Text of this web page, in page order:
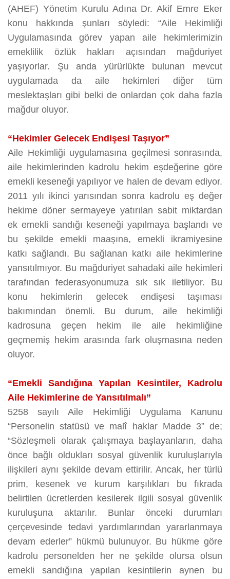
(AHEF) Yönetim Kurulu Adına Dr. Akif Emre Eker
konu hakkında şunları söyledi: “Aile Hekimliği
Uygulamasında görev yapan aile hekimlerimizin
emeklilik özlük hakları açısından mağduriyet
yaşıyorlar. Şu anda yürürlükte bulunan mevcut
uygulamada da aile hekimleri diğer tüm
meslektaşları gibi belki de onlardan çok daha fazla
mağdur oluyor.
“Hekimler Gelecek Endişesi Taşıyor”
Aile Hekimliği uygulamasına geçilmesi sonrasında,
aile hekimlerinden kadrolu hekim eşdeğerine göre
emekli keseneği yapılıyor ve halen de devam ediyor.
2011 yılı ikinci yarısından sonra kadrolu eş değer
hekime döner sermayeye yatırılan sabit miktardan
ek emekli sandığı keseneği yapılmaya başlandı ve
bu şekilde emekli maaşına, emekli ikramiyesine
katkı sağlandı. Bu sağlanan katkı aile hekimlerine
yansıtılmıyor. Bu mağduriyet sahadaki aile hekimleri
tarafından federasyonumuza sık sık iletiliyor. Bu
konu hekimlerin gelecek endişesi taşıması
bakımından önemli. Bu durum, aile hekimliği
kadrosuna geçen hekim ile aile hekimliğine
geçmemiş hekim arasında fark oluşmasına neden
oluyor.
“Emekli Sandığına Yapılan Kesintiler, Kadrolu
Aile Hekimlerine de Yansıtılmalı”
5258 sayılı Aile Hekimliği Uygulama Kanunu
“Personelin statüsü ve malî haklar Madde 3” de;
“Sözleşmeli olarak çalışmaya başlayanların, daha
önce bağlı oldukları sosyal güvenlik kuruluşlarıyla
ilişkileri aynı şekilde devam ettirilir. Ancak, her türlü
prim, kesenek ve kurum karşılıkları bu fıkrada
belirtilen ücretlerden kesilerek ilgili sosyal güvenlik
kuruluşuna aktarılır. Bunlar önceki durumları
çerçevesinde tedavi yardımlarından yararlanmaya
devam ederler” hükmü bulunuyor. Bu hükme göre
kadrolu personelden her ne şekilde olursa olsun
emekli sandığına yapılan kesintilerin aynen bu